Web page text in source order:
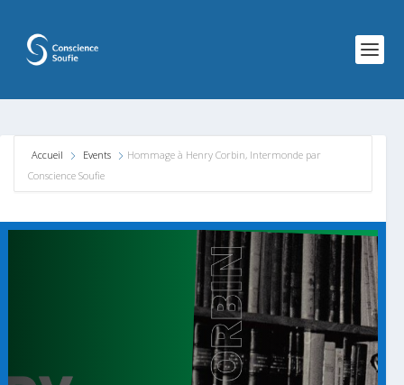
Accueil Events
Hommage à Henry Corbin, Intermonde par
Conscience Soufie